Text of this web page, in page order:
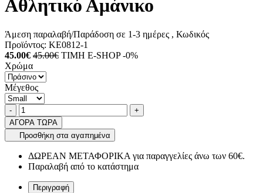
Αθλητικό Αμάνικο
Άμεση παραλαβή/Παράδοση σε 1-3 ημέρες , Κωδικός
Προϊόντος: KE0812-1
45.00€ 45.00€ ΤΙΜΗ E-SHOP -0%
Χρώμα
Μέγεθος
Ποσότητα
-product.increase.quantity +
ΑΓΟΡΑ ΤΩΡΑ
Προσθήκη στα αγαπημένα
ΔΩΡΕΑΝ ΜΕΤΑΦΟΡΙΚΑ για παραγγελίες άνω των 60€.
Παραλαβή από το κατάστημα
Περιγραφή